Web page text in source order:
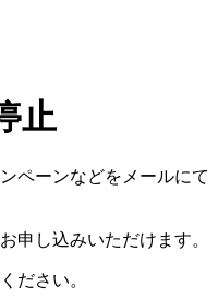
止
ペーンなどをメールにて
申し込みいただけます。
ださい。